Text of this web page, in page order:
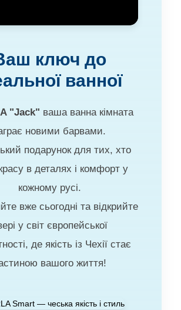
ключ до
ванної
"Jack" ваша ванна кімната
новими барвами.
подарунок для тих, хто
в деталях і комфорт у
кожному русі.
вже сьогодні та відкрийте
у світ європейської
де якість із Чехії стає
вашого життя!